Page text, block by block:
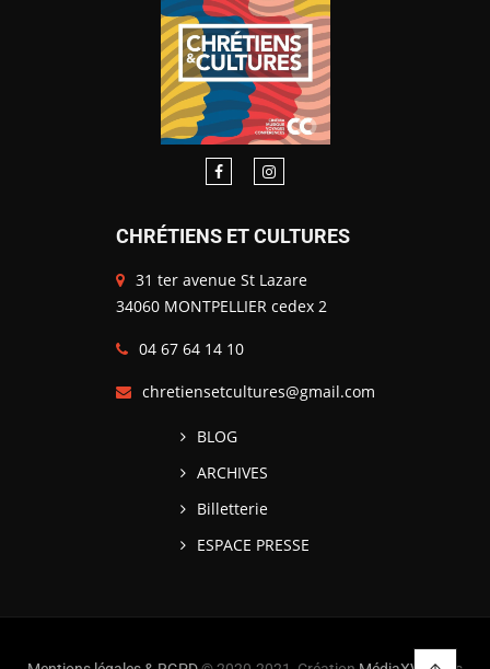
CHRÉTIENS ET CULTURES
31 ter avenue St Lazare
34060 MONTPELLIER cedex 2
04 67 64 14 10
chretiensetcultures@gmail.com
BLOG
ARCHIVES
Billetterie
ESPACE PRESSE